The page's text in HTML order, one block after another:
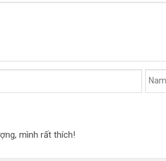
mình rất thích!